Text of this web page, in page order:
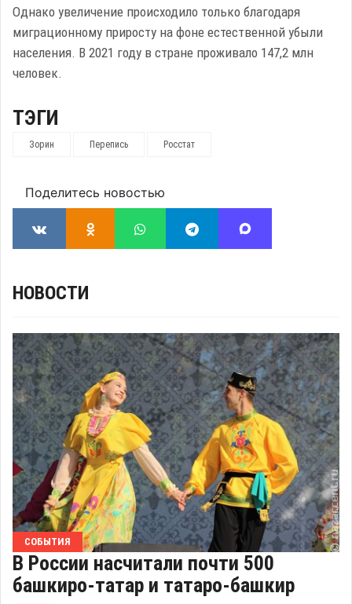
Однако увеличение происходило только благодаря
миграционному приросту на фоне естественной убыли
населения. В 2021 году в стране проживало 147,2 млн
человек.
ТЭГИ
Зорин Перепись Росстат
Поделитесь новостью
НОВОСТИ
СОБЫТИЯ
В России насчитали почти 500
башкиро-татар и татаро-башкир